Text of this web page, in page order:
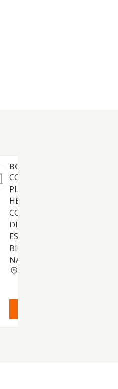
BORRELL NATURA SL
COMERCIO AL POR MENOR
PLANTA Y HIERBAS DE
HERBOLARIOS, PREPARADOS
COSMETICOS NATURALES,
DIETETICOS Y DE
ESPECIALES, ALIMENTOS
BIOLOGICOS,
NATURALES, ETC.